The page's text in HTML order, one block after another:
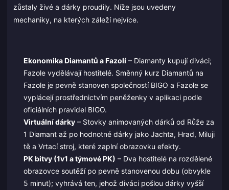
zůstaly živé a dárky proudily. Níže jsou uvedeny
mechaniky, na kterých záleží nejvíce.
Ekonomika Diamantů a Fazolí– Diamanty kupují diváci;
Fazole vydělávají hostitelé. Směnný kurz Diamantů na
Fazole je pevně stanoven společností BIGO a Fazole se
vyplácejí prostřednictvím peněženky v aplikaci podle
oficiálních pravidel BIGO.
Virtuální dárky– Stovky animovaných dárků od Růže za
1 Diamant až po hodnotné dárky jako Jachta, Hrad, Miluji
tě a Vrtací stroj, které zaplní obrazovku efekty.
PK bitvy (1v1 a týmové PK) – Dva hostitelé na rozdělené
obrazovce soutěží po pevně stanovenou dobu (obvykle
5 minut); vyhrává ten, jehož diváci pošlou dárky vyšší